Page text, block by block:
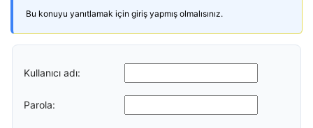
Bu konuyu yanıtlamak için giriş yapmış olmalısınız.
Kullanıcı adı:
Parola: